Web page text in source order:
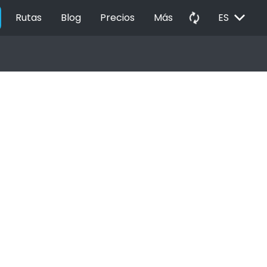
Rutas Blog Precios Más autorenew ES EXPAND_MORE